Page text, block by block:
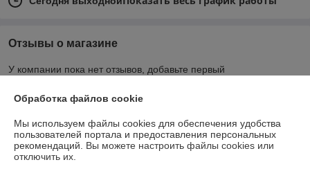
Отзывы о магазине
У компании пока нет отзывов, добавьте первый
Контакты
Обработка файлов cookie
Мы используем файлы cookies для обеспечения удобства
пользователей портала и предоставления персональных
рекомендаций. Вы можете настроить файлы cookies или
отключить их.